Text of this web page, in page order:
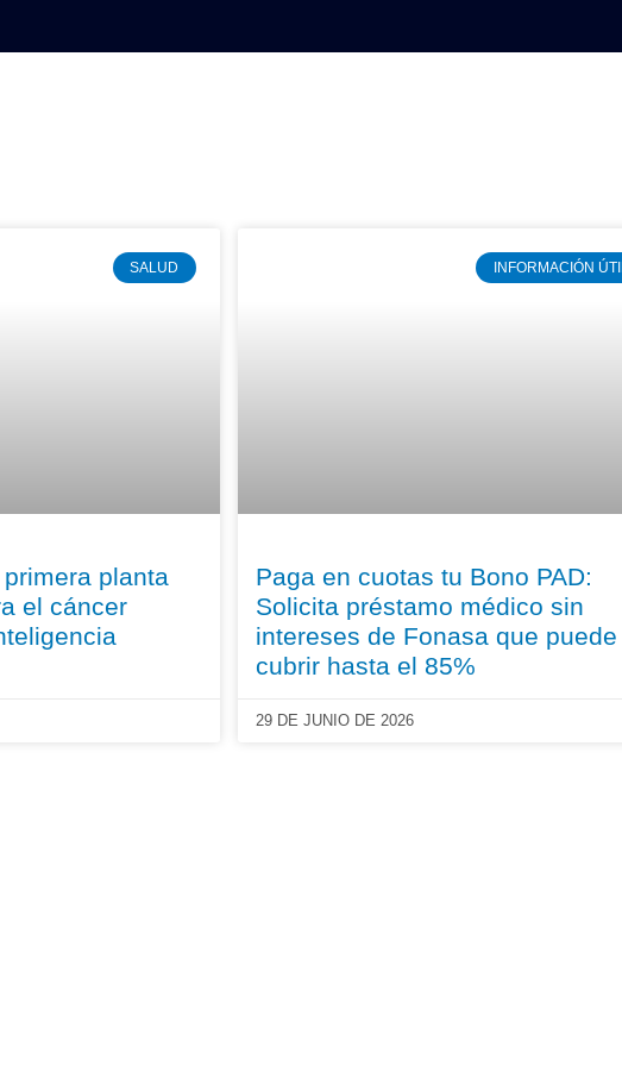
SALUD
planta
el cáncer
INFORMACIÓN
Paga en cuotas tu Bono PAD:
Solicita préstamo médico sin
intereses de Fonasa que puede
cubrir hasta el 85%
29 DE JUNIO DE 2026